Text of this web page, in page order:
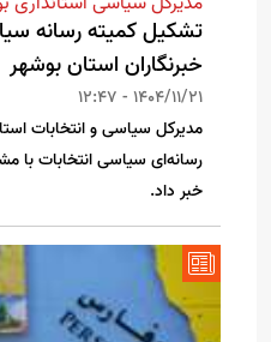
تشکیل کمیته رسانه
خبرنگاران استان بوشهر
1404/11/21 - 12:47
مدیرکل سیاسی و انتخابات
رسانه‌ای سیاسی انتخابات با
خبر داد.